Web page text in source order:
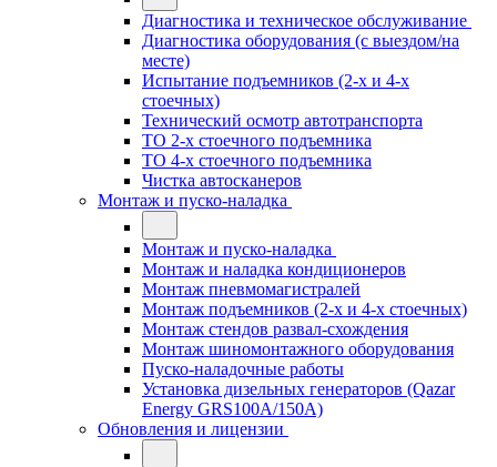
Диагностика и техническое обслуживание
Диагностика оборудования (с выездом/на
месте)
Испытание подъемников (2-х и 4-х
стоечных)
Технический осмотр автотранспорта
ТО 2-х стоечного подъемника
ТО 4-х стоечного подъемника
Чистка автосканеров
Монтаж и пуско-наладка
Монтаж и пуско-наладка
Монтаж и наладка кондиционеров
Монтаж пневмомагистралей
Монтаж подъемников (2-х и 4-х стоечных)
Монтаж стендов развал-схождения
Монтаж шиномонтажного оборудования
Пуско-наладочные работы
Установка дизельных генераторов (Qazar
Energy GRS100A/150A)
Обновления и лицензии